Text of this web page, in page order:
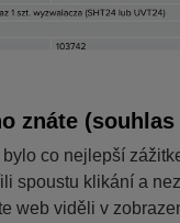
znáte
co nejlepší
spoustu klikání a
web viděli v